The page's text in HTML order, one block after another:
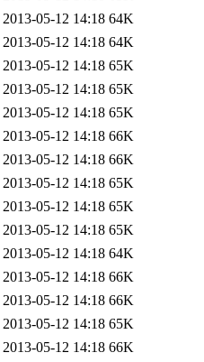
2013-05-12 14:18 64K
2013-05-12 14:18 64K
2013-05-12 14:18 65K
2013-05-12 14:18 65K
2013-05-12 14:18 65K
2013-05-12 14:18 66K
2013-05-12 14:18 66K
2013-05-12 14:18 65K
2013-05-12 14:18 65K
2013-05-12 14:18 65K
2013-05-12 14:18 64K
2013-05-12 14:18 66K
2013-05-12 14:18 66K
2013-05-12 14:18 65K
2013-05-12 14:18 66K